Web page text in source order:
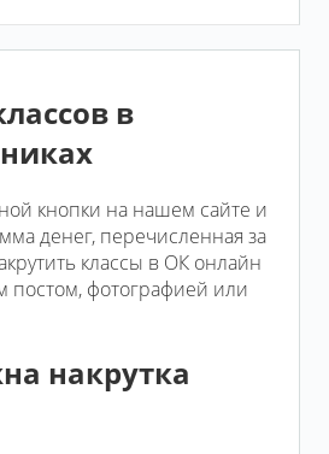
в
кнопки на нашем сайте и
денег, перечисленная за
классы в ОК онлайн
фотографией или
накрутка